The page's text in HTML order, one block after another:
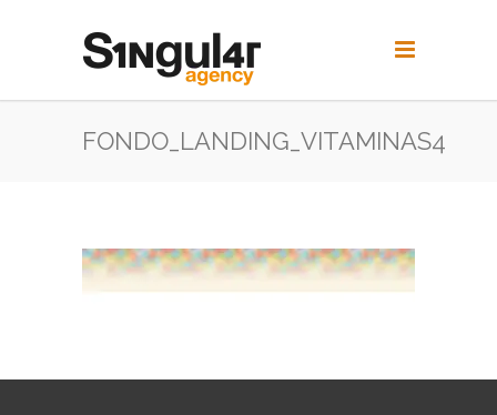
FONDO_LANDING_VITAMINAS4